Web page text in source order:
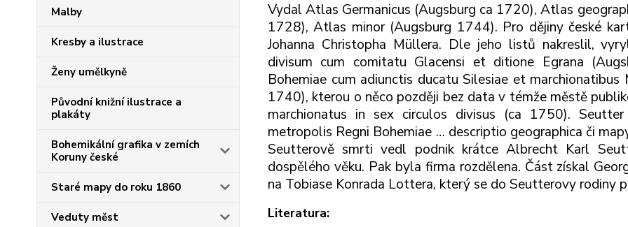
Malby
Kresby a ilustrace
Ženy umělkyně
Původní knižní ilustrace a
plakáty
Bohemikální grafika v zemích
Koruny české
Staré mapy do roku 1860
Veduty měst
Vydal Atlas Germanicus (Augsburg ca 1720), Atlas
1728), Atlas minor (Augsburg 1744). Pro dějiny české
Johanna Christopha Müllera. Dle jeho listů nakreslil,
divisum cum comitatu Glacensi et ditione Egrana
Bohemiae cum adiunctis ducatu Silesiae et
1740), kterou o něco později bez data v témže městě
marchionatus in sex circulos divisus (ca 1750).
metropolis Regni Bohemiae … descriptio geographica či
Seutterově smrti vedl podnik krátce Albrecht Karl
dospělého věku. Pak byla firma rozdělena. Část získal
na Tobiase Konrada Lottera, který se do Seutterovy rodiny
Literatura: